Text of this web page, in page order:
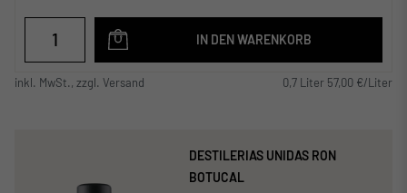
IN DEN WARENKORB
inkl. MwSt., zzgl. Versand 0,7 Liter 57,00 €/Liter
DESTILERIAS UNIDAS RON
BOTUCAL